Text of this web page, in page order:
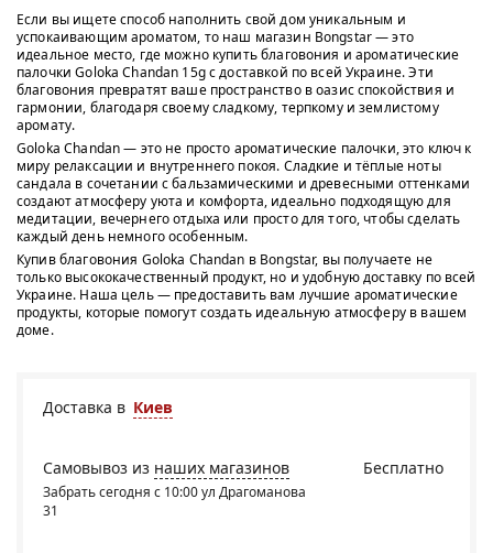
Если вы ищете способ наполнить свой дом уникальным и
успокаивающим ароматом, то наш магазин Bongstar — это
идеальное место, где можно купить благовония и ароматические
палочки Goloka Chandan 15g с доставкой по всей Украине. Эти
благовония превратят ваше пространство в оазис спокойствия и
гармонии, благодаря своему сладкому, терпкому и землистому
аромату.
Goloka Chandan — это не просто ароматические палочки, это ключ к
миру релаксации и внутреннего покоя. Сладкие и тёплые ноты
сандала в сочетании с бальзамическими и древесными оттенками
создают атмосферу уюта и комфорта, идеально подходящую для
медитации, вечернего отдыха или просто для того, чтобы сделать
каждый день немного особенным.
Купив благовония Goloka Chandan в Bongstar, вы получаете не
только высококачественный продукт, но и удобную доставку по всей
Украине. Наша цель — предоставить вам лучшие ароматические
продукты, которые помогут создать идеальную атмосферу в вашем
доме.
Доставка в Киев
Бесплатно
Самовывоз из наших магазинов
Забрать сегодня с 10:00 ул Драгоманова
31